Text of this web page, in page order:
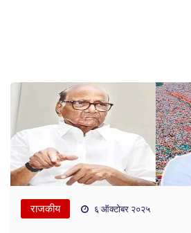
राजकीय ६ ऑक्टोबर २०२५